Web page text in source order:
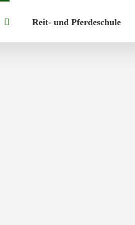
Reit- und Pferdeschule